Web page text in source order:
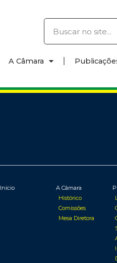
A Câmara
Início
A Câmara
Histórico
Comissões
Mesa Diretora